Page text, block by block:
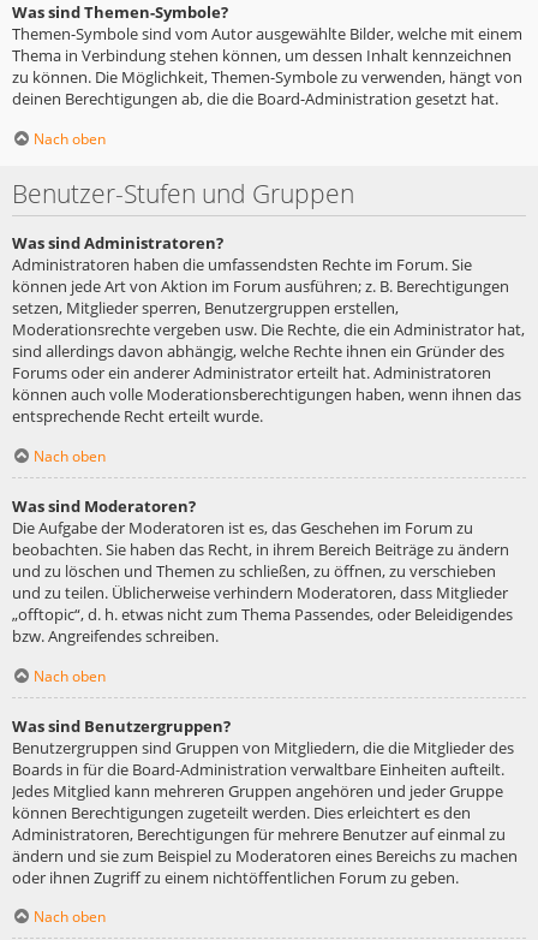
Was sind Themen-Symbole?
Themen-Symbole sind vom Autor ausgewählte Bilder, welche mit einem
Thema in Verbindung stehen können, um dessen Inhalt kennzeichnen
zu können. Die Möglichkeit, Themen-Symbole zu verwenden, hängt von
deinen Berechtigungen ab, die die Board-Administration gesetzt hat.
Nach oben
Benutzer-Stufen und Gruppen
Was sind Administratoren?
Administratoren haben die umfassendsten Rechte im Forum. Sie
können jede Art von Aktion im Forum ausführen; z. B. Berechtigungen
setzen, Mitglieder sperren, Benutzergruppen erstellen,
Moderationsrechte vergeben usw. Die Rechte, die ein Administrator hat,
sind allerdings davon abhängig, welche Rechte ihnen ein Gründer des
Forums oder ein anderer Administrator erteilt hat. Administratoren
können auch volle Moderationsberechtigungen haben, wenn ihnen das
entsprechende Recht erteilt wurde.
Nach oben
Was sind Moderatoren?
Die Aufgabe der Moderatoren ist es, das Geschehen im Forum zu
beobachten. Sie haben das Recht, in ihrem Bereich Beiträge zu ändern
und zu löschen und Themen zu schließen, zu öffnen, zu verschieben
und zu teilen. Üblicherweise verhindern Moderatoren, dass Mitglieder
„offtopic“, d. h. etwas nicht zum Thema Passendes, oder Beleidigendes
bzw. Angreifendes schreiben.
Nach oben
Was sind Benutzergruppen?
Benutzergruppen sind Gruppen von Mitgliedern, die die Mitglieder des
Boards in für die Board-Administration verwaltbare Einheiten aufteilt.
Jedes Mitglied kann mehreren Gruppen angehören und jeder Gruppe
können Berechtigungen zugeteilt werden. Dies erleichtert es den
Administratoren, Berechtigungen für mehrere Benutzer auf einmal zu
ändern und sie zum Beispiel zu Moderatoren eines Bereichs zu machen
oder ihnen Zugriff zu einem nichtöffentlichen Forum zu geben.
Nach oben